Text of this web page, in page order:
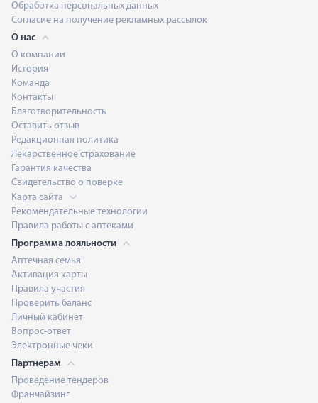
Обработка персональных данных
Согласие на получение рекламных рассылок
О нас
О компании
История
Команда
Контакты
Благотворительность
Оставить отзыв
Редакционная политика
Лекарственное страхование
Гарантия качества
Свидетельство о поверке
Карта сайта
Рекомендательные технологии
Правила работы с аптеками
Программа лояльности
Аптечная семья
Активация карты
Правила участия
Проверить баланс
Личный кабинет
Вопрос-ответ
Электронные чеки
Партнерам
Проведение тендеров
Франчайзинг